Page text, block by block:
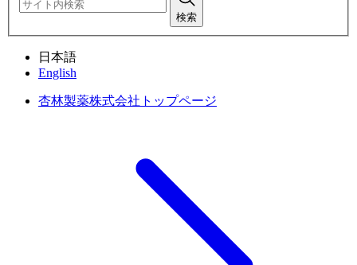
検索
日本語
English
杏林製薬株式会社トップページ